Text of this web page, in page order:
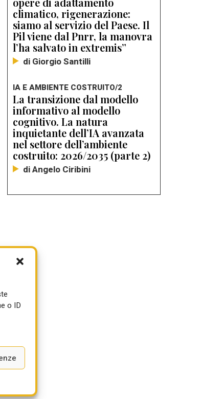
o ID
climatico, rigenerazione:
siamo al servizio del Paese. Il
Pil viene dal Pnrr, la manovra
l’ha salvato in extremis”
di Giorgio Santilli
IA E AMBIENTE COSTRUITO/2
La transizione dal modello
informativo al modello
cognitivo. La natura
inquietante dell’IA avanzata
nel settore dell’ambiente
costruito: 2026/2035 (parte 2)
di Angelo Ciribini